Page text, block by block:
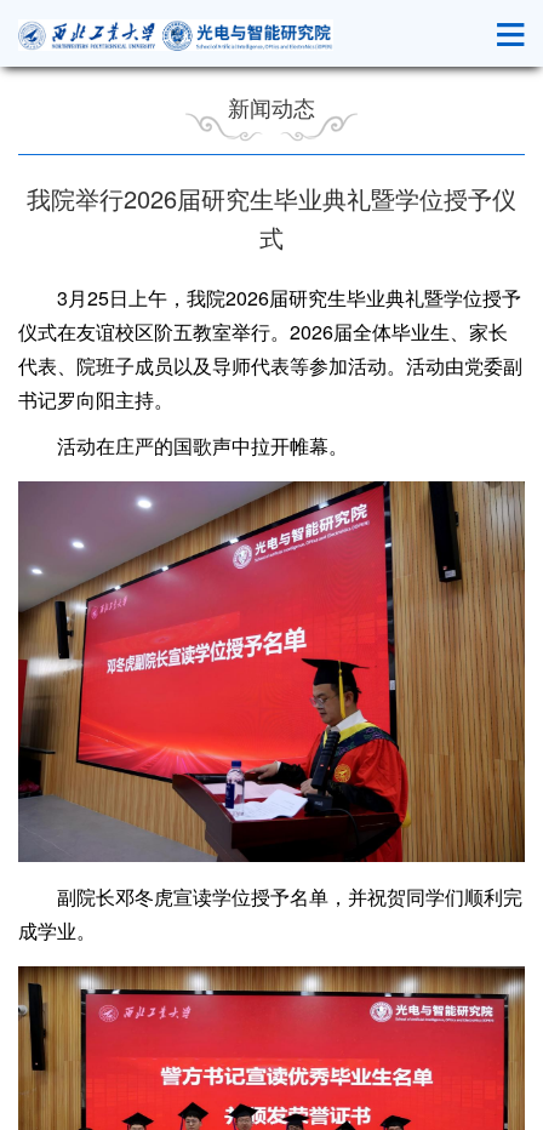
新闻动态
我院举行2026届研究生毕业典礼暨学位授予仪
式
3月25日上午，我院2026届研究生毕业典礼暨学位授予
仪式在友谊校区阶五教室举行。2026届全体毕业生、家长
代表、院班子成员以及导师代表等参加活动。活动由党委副
书记罗向阳主持。
活动在庄严的国歌声中拉开帷幕。
副院长邓冬虎宣读学位授予名单，并祝贺同学们顺利完
成学业。